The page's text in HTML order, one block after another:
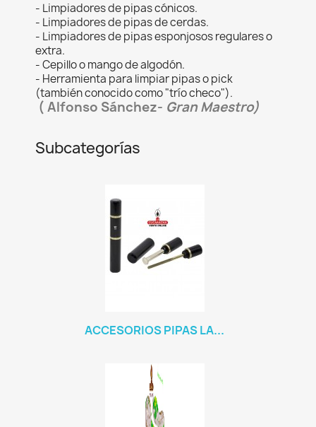
- Limpiadores de pipas cónicos.
- Limpiadores de pipas de cerdas.
- Limpiadores de pipas esponjosos regulares o
extra.
- Cepillo o mango de algodón.
- Herramienta para limpiar pipas o pick
(también conocido como "trío checo").
( Alfonso Sánchez- Gran Maestro)
Subcategorías
ACCESORIOS PIPAS LA...